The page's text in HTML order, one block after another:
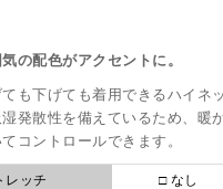
の配色がアクセントに。
も下げても着用できるハイ
発散性を備えているため、暖
コントロールできます。
レッチ □ なし